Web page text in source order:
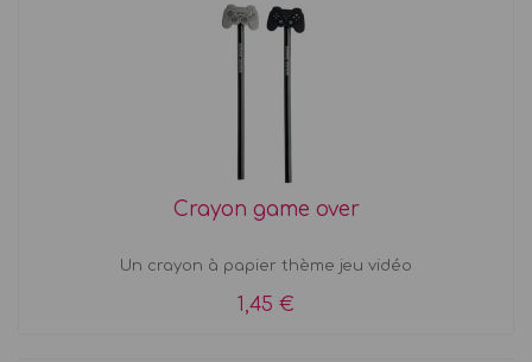
Crayon game over
Un crayon à papier thème jeu vidéo
1,45 €